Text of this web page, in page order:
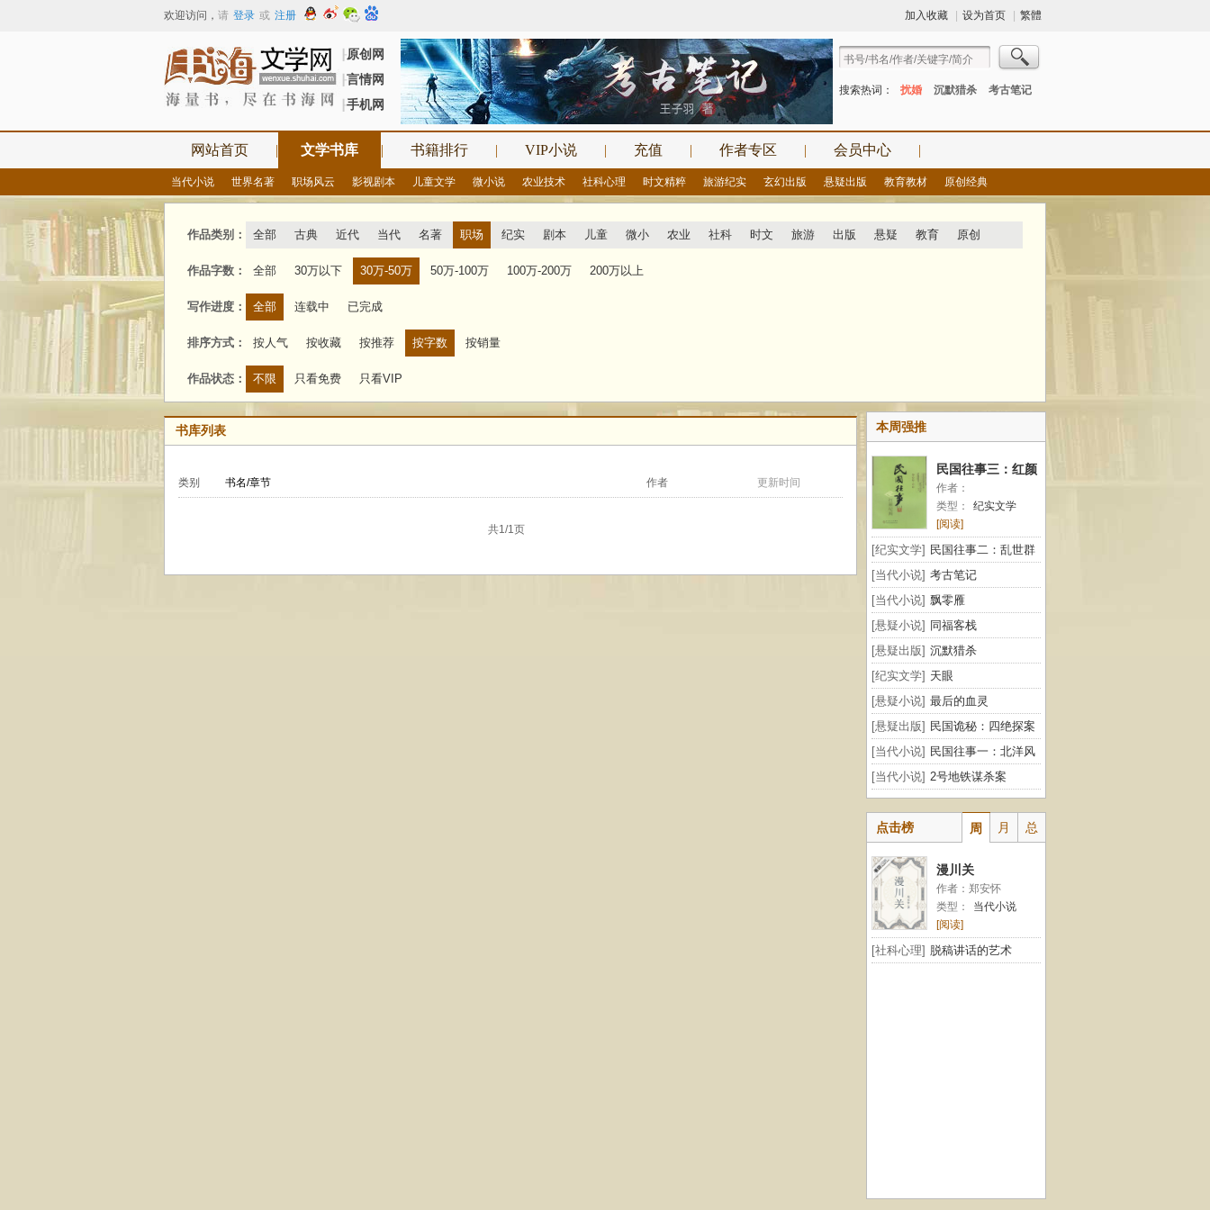
欢迎访问 ， 请 登录 或 注册 加入收藏 设为首页 繁體
┠原创网
┠言情网
┠手机网
搜索热词： 扰婚 沉默猎杀 考古笔记
网站首页 | 文学书库 | 书籍排行 | VIP小说 | 充值 | 作者专区 | 会员中心 |
当代小说 世界名著 职场风云 影视剧本 儿童文学 微小说 农业技术 社科心理 时文精粹 旅游纪实 玄幻出版 悬疑出版 教育教材 原创经典
作品类别： 全部 古典 近代 当代 名著 职场 纪实 剧本 儿童 微小 农业 社科 时文 旅游 出版 悬疑 教育 原创
作品字数： 全部 30万以下 30万-50万 50万-100万 100万-200万 200万以上
写作进度： 全部 连载中 已完成
排序方式： 按人气 按收藏 按推荐 按字数 按销量
作品状态： 不限 只看免费 只看VIP
书库列表
类别 书名/章节 作者 更新时间
共1/1页
本周强推
民国往事三：红颜
纪闻
作者：
类型：
纪实文学
[阅读]
[纪实文学] 民国往事二：乱世群
雄
[当代小说] 考古笔记
[当代小说] 飘零雁
[悬疑小说] 同福客栈
[悬疑出版] 沉默猎杀
[纪实文学] 天眼
[悬疑小说] 最后的血灵
[悬疑出版] 民国诡秘：四绝探案
[当代小说] 民国往事一：北洋风
云
[当代小说] 2号地铁谋杀案
点击榜 周 月 总
漫川关
作者：郑安怀
类型：
当代小说
[阅读]
[社科心理] 脱稿讲话的艺术